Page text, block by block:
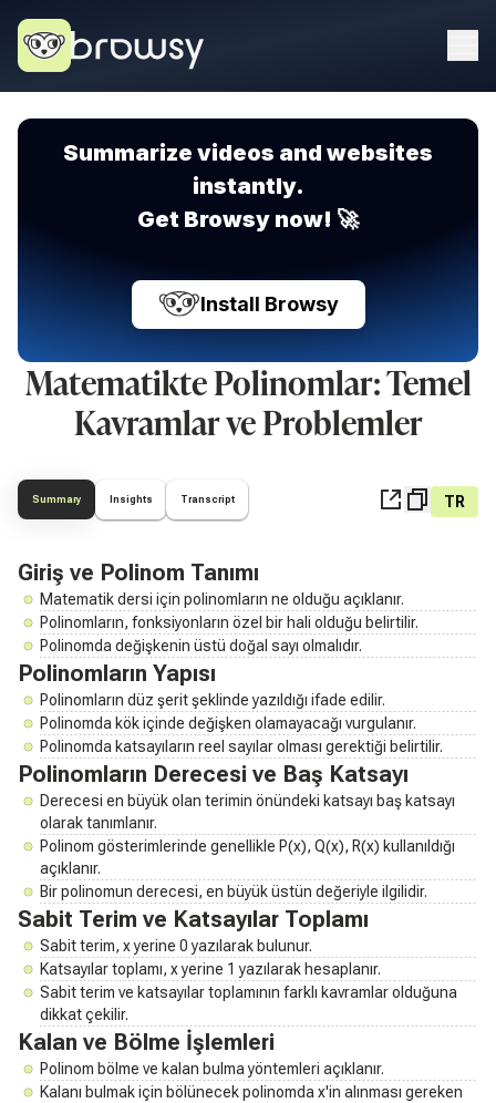
Summarize videos and websites
instantly.
Get Browsy now! 🚀
Install Browsy
Matematikte Polinomlar: Temel
Kavramlar ve Problemler
Summary Insights Transcript TR
Giriş ve Polinom Tanımı
Matematik dersi için polinomların ne olduğu açıklanır.
Polinomların, fonksiyonların özel bir hali olduğu belirtilir.
Polinomda değişkenin üstü doğal sayı olmalıdır.
Polinomların Yapısı
Polinomların düz şerit şeklinde yazıldığı ifade edilir.
Polinomda kök içinde değişken olamayacağı vurgulanır.
Polinomda katsayıların reel sayılar olması gerektiği belirtilir.
Polinomların Derecesi ve Baş Katsayı
Derecesi en büyük olan terimin önündeki katsayı baş katsayı
olarak tanımlanır.
Polinom gösterimlerinde genellikle P(x), Q(x), R(x) kullanıldığı
açıklanır.
Bir polinomun derecesi, en büyük üstün değeriyle ilgilidir.
Sabit Terim ve Katsayılar Toplamı
Sabit terim, x yerine 0 yazılarak bulunur.
Katsayılar toplamı, x yerine 1 yazılarak hesaplanır.
Sabit terim ve katsayılar toplamının farklı kavramlar olduğuna
dikkat çekilir.
Kalan ve Bölme İşlemleri
Polinom bölme ve kalan bulma yöntemleri açıklanır.
Kalanı bulmak için bölünecek polinomda x'in alınması gereken